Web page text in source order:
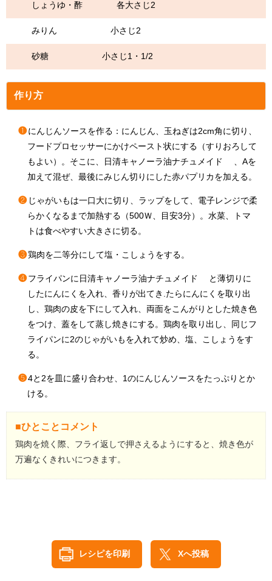
しょうゆ・酢 各大さじ2
みりん 小さじ2
砂糖 小さじ1・1/2
作り方
❶ にんじんソースを作る：にんじん、玉ねぎは2cm角に切り、
フードプロセッサーにかけペースト状にする（すりおろして
もよい）。そこに、日清キャノーラ油ナチュメイド 、Aを
加えて混ぜ、最後にみじん切りにした赤パプリカを加える。
❷ じゃがいもは一口大に切り、ラップをして、電子レンジで柔
らかくなるまで加熱する（500Ｗ、目安3分）。水菜、トマ
トは食べやすい大きさに切る。
❸鶏肉を二等分にして塩・こしょうをする。
❹ フライパンに日清キャノーラ油ナチュメイド と薄切りに
したにんにくを入れ、香りが出てき.たらにんにくを取り出
し、鶏肉の皮を下にして入れ、両面をこんがりとした焼き色
をつけ、蓋をして蒸し焼きにする。鶏肉を取り出し、同じフ
ライパンに2のじゃがいもを入れて炒め、塩、こしょうをす
る。
❺4と2を皿に盛り合わせ、1のにんじんソースをたっぷりとか
ける。
■ひとことコメント
鶏肉を焼く際、フライ返しで押さえるようにすると、焼き色が
万遍なくきれいにつきます。
レシピを印刷 Xへ投稿